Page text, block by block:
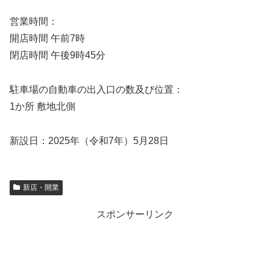
営業時間：
開店時間 午前7時
閉店時間 午後9時45分
駐車場の自動車の出入口の数及び位置：
1か所 敷地北側
新設日：2025年（令和7年）5月28日
新店・開業
スポンサーリンク